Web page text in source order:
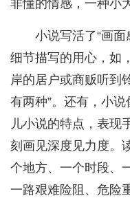
非懂的情感，一种小
小说写活了“画
细节描写的用心，如
岸的居户或商贩听到
有两种”。还有，小
儿小说的特点，表现
刻画见深度见力度。
个地方、一个时段、
一路艰难险阻、危险